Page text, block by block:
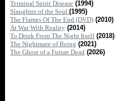
Terminal Spirit Disease (1994)
Slaughter of the Soul (1995)
The Flames Of The End (DVD) (2010)
At War With Reality (2014)
To Drink From The Night Itself (2018)
The Nightmare of Being (2021)
The Ghost of a Future Dead (2026)